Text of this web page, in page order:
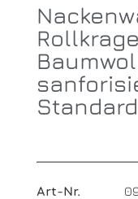
Art-Nr.